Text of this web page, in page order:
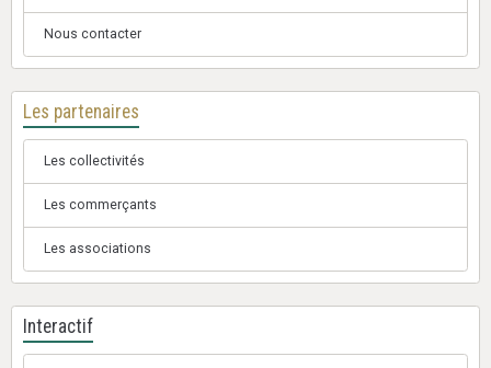
Nous contacter
Les partenaires
Les collectivités
Les commerçants
Les associations
Interactif